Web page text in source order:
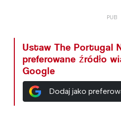
Ustaw The Portugal
preferowane źródło
Google
Dodaj jako